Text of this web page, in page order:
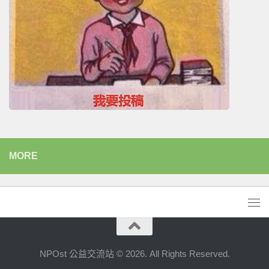
MORE
NPOst 公益交流站 © 2026. All Rights Reserved.